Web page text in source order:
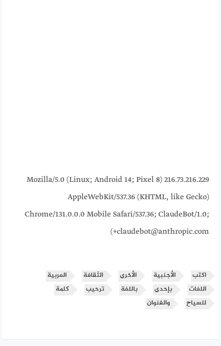
216.73.216.229 Mozilla/5.0 (Linux; Android 14; Pixel 8)
AppleWebKit/537.36 (KHTML, like Gecko)
Chrome/131.0.0.0 Mobile Safari/537.36; ClaudeBot/1.0;
+claudebot@anthropic.com)
اكتب الأجنبية الأخرى الثقافة
العربية
اللغات
بإحدى باللغة ترحيب
كلمة
للسياح
والفنوان